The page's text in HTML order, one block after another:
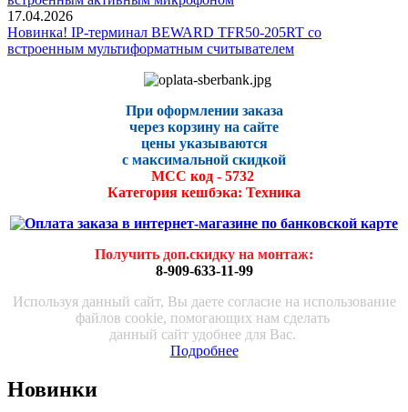
17.04.2026
Новинка! IP-терминал BEWARD TFR50-205RT со
встроенным мультиформатным считывателем
При оформлении заказа
через корзину на сайте
цены указываются
с максимальной скидкой
МСС код - 5732
Категория кешбэка: Техника
Получить доп.скидку на монтаж:
8-909-633-11-99
Используя данный сайт, Вы даете согласие на использование
файлов cookie, помогающих нам сделать
данный сайт удобнее для Вас.
Подробнее
Новинки